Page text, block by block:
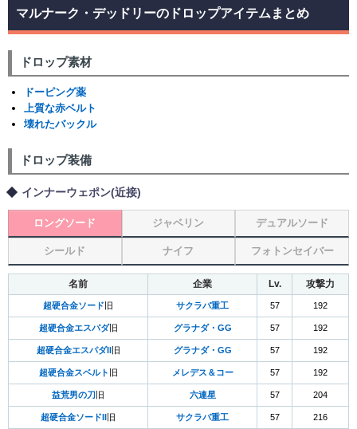
マルナーク・デッドリーのドロップアイテムまとめ
ドロップ素材
ドーピング薬
上質な赤ベルト
壊れたバックル
ドロップ装備
インナーウェポン(近接)
ロングソード ジャベリン デュアルソード
シールド ナイフ フォトンセイバー
名前 企業 Lv. 攻撃力
超硬合金ソード 旧 サクラバ重工 57 192
超硬合金エスパダ旧 グラナダ・GG 57 192
超硬合金エスパダII 旧 グラナダ・GG 57 192
超硬合金スベルト 旧 メレデス＆コー 57 192
益荒男の刀 旧 六連星 57 204
超硬合金ソードII 旧 サクラバ重工 57 216